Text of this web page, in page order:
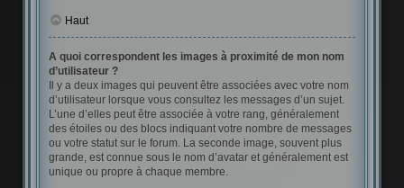
Haut
A quoi correspondent les images à proximité de mon nom
d’utilisateur ?
Il y a deux images qui peuvent être associées avec votre nom
d’utilisateur lorsque vous consultez les messages d’un sujet.
L’une d’elles peut être associée à votre rang, généralement
des étoiles ou des blocs indiquant votre nombre de messages
ou votre statut sur le forum. La seconde image, souvent plus
grande, est connue sous le nom d’avatar et généralement est
unique ou propre à chaque membre.